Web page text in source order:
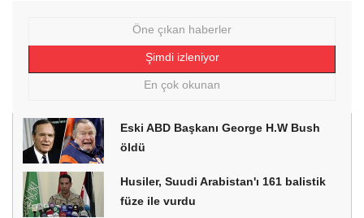
Öne çıkan haberler
Şimdi izleniyor
En çok okunan
Eski ABD Başkanı George H.W Bush
öldü
Husiler, Suudi Arabistan'ı 161 balistik
füze ile vurdu